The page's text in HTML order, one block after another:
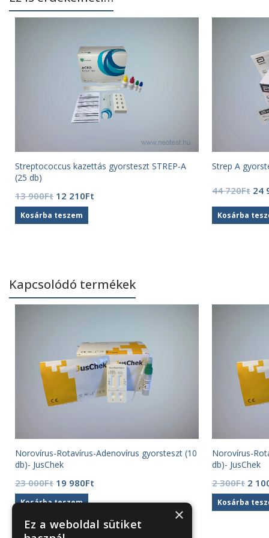
Streptococcus kazettás gyorsteszt STREP-A
(25 db)
13 900Ft Original
price
was:
12 210Ft
Kosárba teszem
Strep A
44 720Ft
44
24
Kosárba
Kapcsolódó termékek
Norovírus-Rotavírus-Adenovírus gyorsteszt (10
db)- JusChek
23 000Ft Original
price
23
000Ft.
19 980Ft
19
Kosárba teszem
Norovírus-
db)- JusChek
2 300Ft
price
was:
2
Kosárba
×
Ez a weboldal sütiket